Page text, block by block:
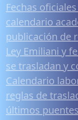
Fechas
calendario
publicación de
Ley Emiliani y
se trasladan y
Calendario
reglas de
últimos puentes